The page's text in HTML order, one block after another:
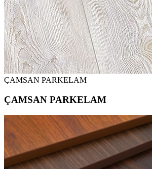
ÇAMSAN PARKELAM
ÇAMSAN PARKELAM